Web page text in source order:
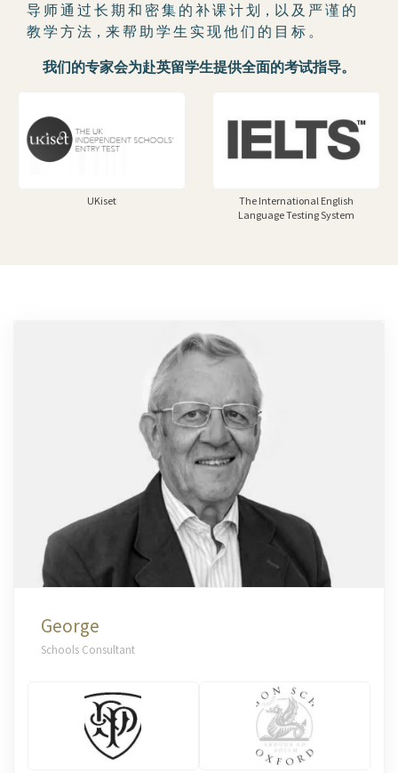
导 师 通 过 长 期 和 密 集 的 补 课 计 划，以 及 严 谨 的
教 学 方 法，来 帮 助 学 生 实 现 他 们 的 目 标 。
我们的专家会为赴英留学生提供全面的考试指导。
UKiset
The International English
Language Testing System
George
Schools Consultant